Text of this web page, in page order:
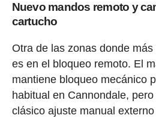
Nuevo mandos remoto y
cartucho
Otra de las zonas donde
es en el bloqueo remoto. El
mantiene bloqueo mecánico
habitual en Cannondale, pero
clásico ajuste manual